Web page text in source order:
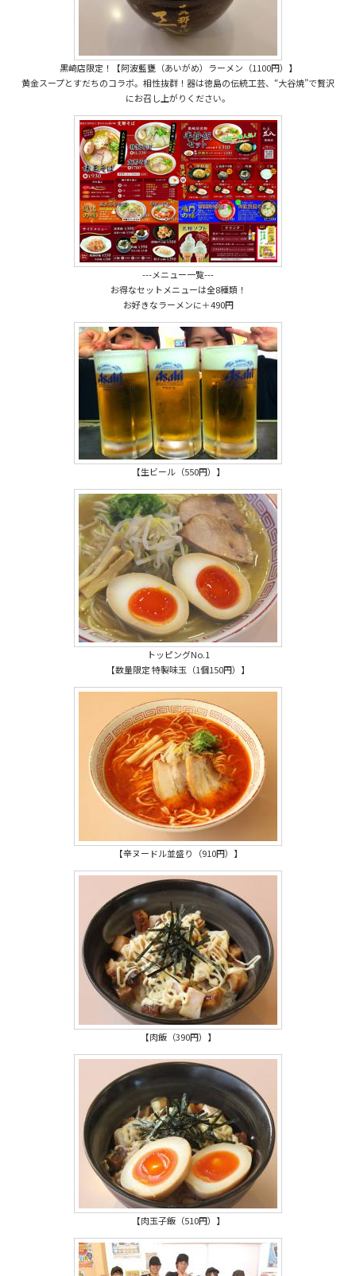
黒崎店限定！【阿波藍甕（あいがめ）ラーメン（1100円）】
黄金スープとすだちのコラボ。相性抜群！器は徳島の伝統工芸、“大谷焼”で贅沢
にお召し上がりください。
---メニュー一覧---
お得なセットメニューは全8種類！
お好きなラーメンに＋490円
【生ビール（550円）】
トッピングNo.1
【数量限定 特製味玉（1個150円）】
【辛ヌードル並盛り（910円）】
【肉飯（390円）】
【肉玉子飯（510円）】